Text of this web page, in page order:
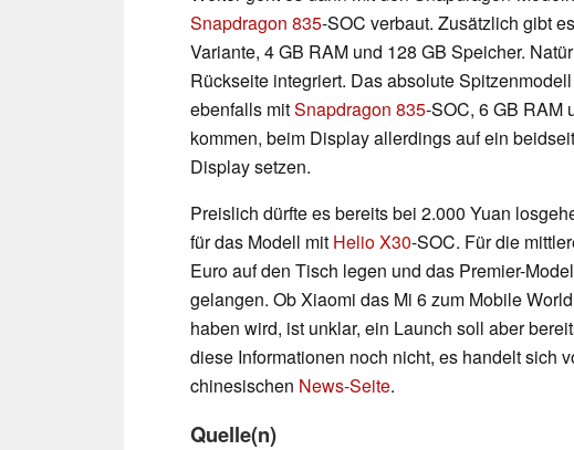
Snapdragon 835-SOC verbaut. Zusätzlich gibt
Variante, 4 GB RAM und 128 GB Speicher.
Rückseite integriert. Das absolute
ebenfalls mitSnapdragon 835-SOC, 6 GB RAM
kommen, beim Display allerdings auf ein
Display setzen.
Preislich dürfte es bereits bei 2.000 Yuan
für das Modell mit Helio X30-SOC. Für die
Euro auf den Tisch legen und das Premier-
gelangen. Ob Xiaomi das Mi 6 zum Mobile
haben wird, ist unklar, ein Launch soll aber
diese Informationen noch nicht, es handelt sich
chinesischen News-Seite.
Quelle(n)